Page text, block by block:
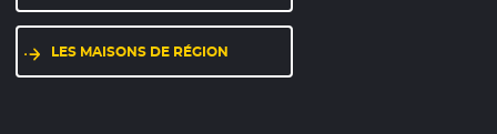
LES MAISONS DE RÉGION